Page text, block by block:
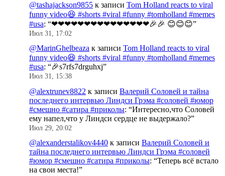
@tashajackson9855 к записи Tom Holland reacts to viral
funny video😆 #shorts #viral #funny #tomholland #memes
#usa: “❤❤❤❤❤❤❤❤❤❤❤❤❤❤❤🎉🎉 😊😊😊”
Июл 31, 17:02
@MarinGhelbeaza к записи Tom Holland reacts to viral
funny video😆 #shorts #viral #funny #tomholland #memes
#usa: “🎉s7rfs7drguhxj”
Июл 31, 15:38
@alextrunev8822 к записи Валерий Соловей и тайна
последнего интервью Линдси Грэма #соловей #юмор
#смешно #сатира #приколы: “Интересно,что Соловей
ему напел,что у Линдси сердце не выдержало?”
Июл 29, 20:02
@alexanderstalikov4440 к записи Валерий Соловей и
тайна последнего интервью Линдси Грэма #соловей
#юмор #смешно #сатира #приколы: “Теперь всё встало
на свои места!”